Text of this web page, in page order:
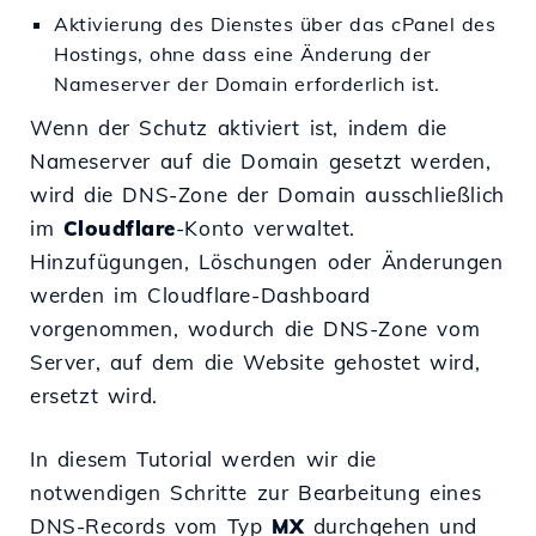
Aktivierung des Dienstes über das cPanel des
Hostings, ohne dass eine Änderung der
Nameserver der Domain erforderlich ist.
Wenn der Schutz aktiviert ist, indem die
Nameserver auf die Domain gesetzt werden,
wird die DNS-Zone der Domain ausschließlich
im Cloudflare-Konto verwaltet.
Hinzufügungen, Löschungen oder Änderungen
werden im Cloudflare-Dashboard
vorgenommen, wodurch die DNS-Zone vom
Server, auf dem die Website gehostet wird,
ersetzt wird.
In diesem Tutorial werden wir die
notwendigen Schritte zur Bearbeitung eines
DNS-Records vom Typ MX durchgehen und